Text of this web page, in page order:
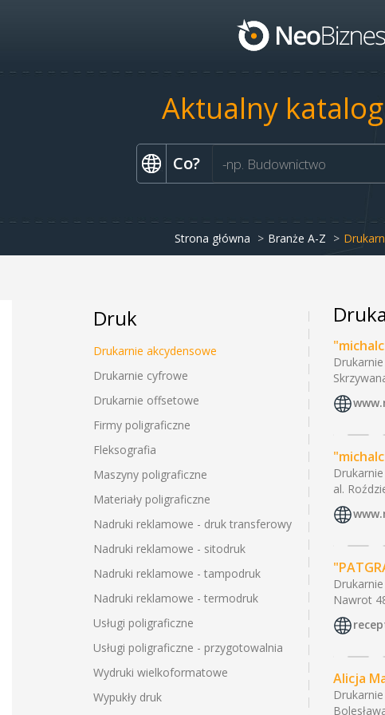
Aktualny
Co?
Strona główna Branże A-Z
Druk
Drukarnie akcydensowe
Drukarnie cyfrowe
Drukarnie offsetowe
Firmy poligraficzne
Fleksografia
Maszyny poligraficzne
Materiały poligraficzne
Nadruki reklamowe - druk transferowy
Nadruki reklamowe - sitodruk
Nadruki reklamowe - tampodruk
Nadruki reklamowe - termodruk
Usługi poligraficzne
Usługi poligraficzne - przygotowalnia
Wydruki wielkoformatowe
Wypukły druk
al.
Nawrot
Alicja